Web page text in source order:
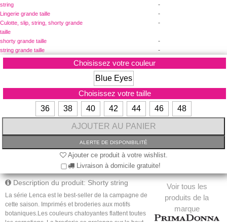
-
string
-
Lingerie grande taille
-
Culotte, slip, string, shorty grande
taille
-
shorty grande taille
-
string grande taille
Choisissez votre couleur
Blue Eyes
Choisissez votre taille
36
38 40 42 44 46 48
Ajouter ce produit à votre wishlist.
Livraison à domicile gratuite!
Voir tous les
produits de la
marque
Description du produit: Shorty string
La série Lenca est le best-seller de la campagne de
cette saison. Imprimés et broderies aux motifs
botaniques.Les couleurs chatoyantes flattent toutes